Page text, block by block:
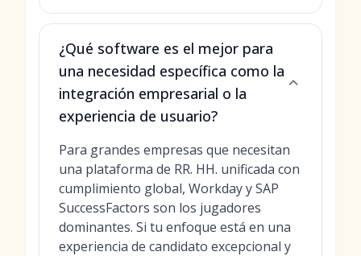
¿Qué software es el mejor para
una necesidad específica como la
integración empresarial o la
experiencia de usuario?
Para grandes empresas que necesitan
una plataforma de RR. HH. unificada con
cumplimiento global, Workday y SAP
SuccessFactors son los jugadores
dominantes. Si tu enfoque está en una
experiencia de candidato excepcional y